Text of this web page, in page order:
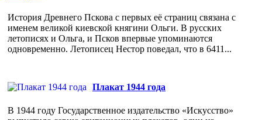
История Древнего Пскова с первых её страниц связана с
именем великой киевской княгини Ольги. В русских
летописях и Ольга, и Псков впервые упоминаются
одновременно. Летописец Нестор поведал, что в 6411...
Плакат 1944 года
В 1944 году Государственное издательство «Искусство»